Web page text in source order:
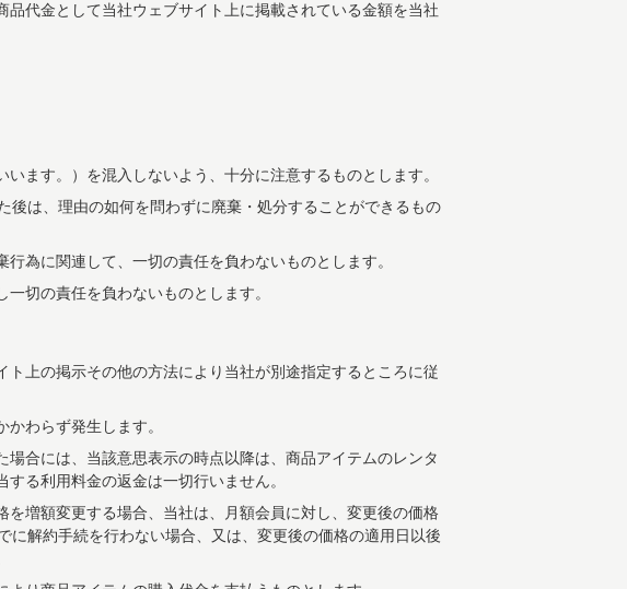
代金として当社ウェブサイト上に掲載されている金額を当社
ます。）を混入しないよう、十分に注意するものとします。
は、理由の如何を問わずに廃棄・処分することができるもの
為に関連して、一切の責任を負わないものとします。
切の責任を負わないものとします。
上の掲示その他の方法により当社が別途指定するところに従
わらず発生します。
合には、当該意思表示の時点以降は、商品アイテムのレンタ
る利用料金の返金は一切行いません。
増額変更する場合、当社は、月額会員に対し、変更後の価格
解約手続を行わない場合、又は、変更後の価格の適用日以後